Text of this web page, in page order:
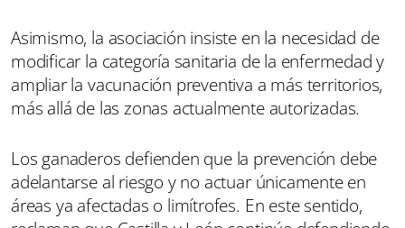
Asimismo, la asociación insiste en la necesidad de
modificar la categoría sanitaria de la enfermedad y
ampliar la vacunación preventiva a más territorios,
más allá de las zonas actualmente autorizadas.
Los ganaderos defienden que la prevención debe
adelantarse al riesgo y no actuar únicamente en
áreas ya afectadas o limítrofes. En este sentido,